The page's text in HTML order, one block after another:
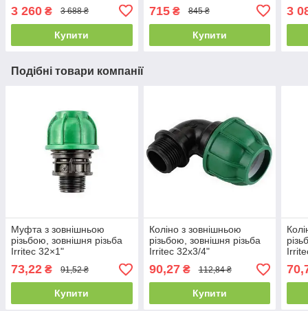
3 260 ₴ 3 688 ₴
Купити
715₴ 845 ₴
Купити
3
Подібні товари компанії
Муфта з зовнішньою
різьбою, зовнішня різьба
Irritec 32×1"
73,22 ₴ 91,52 ₴
Купити
Коліно з зовнішньою
різьбою, зовнішня різьба
Irritec 32х3/4"
90,27₴ 112,84 ₴
Купити